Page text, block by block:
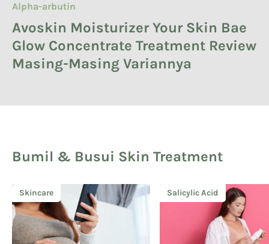
Komedo
Lakukan Eksfoliasi Komedo
dengan Sederet Kandungan Ini!
Lash and Brow Optimizer Serum :
FAQ
Baca Selengkapnya
Alpha-arbutin
Avoskin Moisturizer Your Skin Bae
Glow Concentrate Treatment Review
Masing-Masing Variannya
Bumil & Busui Skin Treatment
Skincare Salicylic Acid